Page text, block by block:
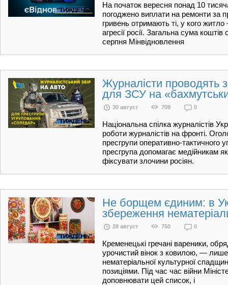
На початок вересня понад 10
погоджено виплати на ремонти за
гривень отримають ті, у кого
агресії росії. Загальна сума
серпня Мінвідновлення
Журналісти проводять
для ЗСУ на
30 август 709 0
Національна спілка журналістів
роботи журналістів на фронті.
пресгрупи оперативно-
пресгрупа допомагає медійникам як
фіксувати злочини росіян.
Не борщем єдиним: в
збереження
28 август 750 0
Кременецькі гречані вареники,
урочистий вінок з ковилою, — лише
нематеріальної культурної
позиціями. Під час час війни
доповнювати цей список, і